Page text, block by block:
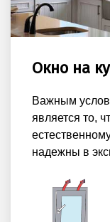
Окно на
Важным
является то,
надежны в